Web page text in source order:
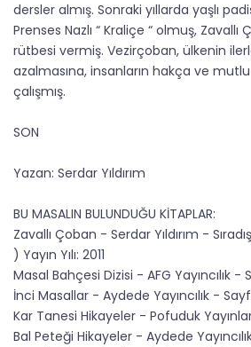
dersler almış. Sonraki yıllarda yaşlı
Prenses Nazlı “ Kraliçe “ olmuş, Zavallı
rütbesi vermiş. Vezirçoban, ülkenin
azalmasına, insanların hakça ve
çalışmış.
SON
Yazan: Serdar Yıldırım
BU MASALIN BULUNDUĞU KİTAPLAR:
Zavallı Çoban - Serdar Yıldırım -
) Yayın Yılı: 2011
Masal Bahçesi Dizisi - AFG Yayıncılık -
İnci Masallar - Aydede Yayıncılık -
Kar Tanesi Hikayeler - Pofuduk
Bal Peteği Hikayeler - Aydede